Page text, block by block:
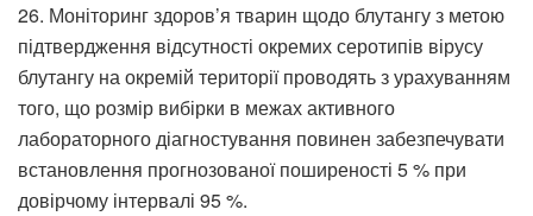
26. Моніторинг здоров’я тварин щодо блутангу з метою
підтвердження відсутності окремих серотипів вірусу
блутангу на окремій території проводять з урахуванням
того, що розмір вибірки в межах активного
лабораторного діагностування повинен забезпечувати
встановлення прогнозованої поширеності 5 % при
довірчому інтервалі 95 %.